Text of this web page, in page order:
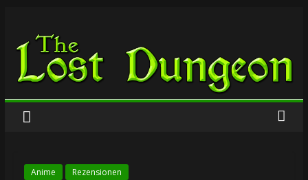
springen
The
Lost
Dungeon
Anime Rezensionen